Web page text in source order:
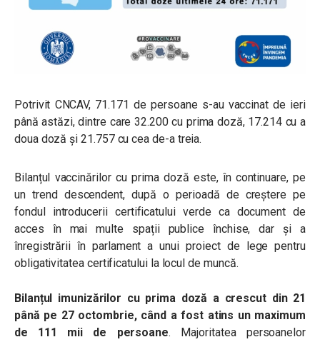
Potrivit CNCAV, 71.171 de persoane s-au vaccinat de ieri
până astăzi, dintre care 32.200 cu prima doză, 17.214 cu a
doua doză și 21.757 cu cea de-a treia.
Bilanțul vaccinărilor cu prima doză este, în continuare, pe
un trend descendent, după o perioadă de creștere pe
fondul introducerii certificatului verde ca document de
acces în mai multe spații publice închise, dar și a
înregistrării în parlament a unui proiect de lege pentru
obligativitatea certificatului la locul de muncă.
Bilanțul imunizărilor cu prima doză a crescut din 21
până pe 27 octombrie, când a fost atins un maximum
de 111 mii de persoane. Majoritatea persoanelor